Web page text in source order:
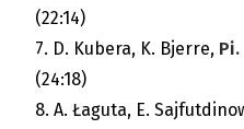
(22:14)
7. D. Kubera, K. Bjerre,
(24:18)
8. A. Łaguta, E.